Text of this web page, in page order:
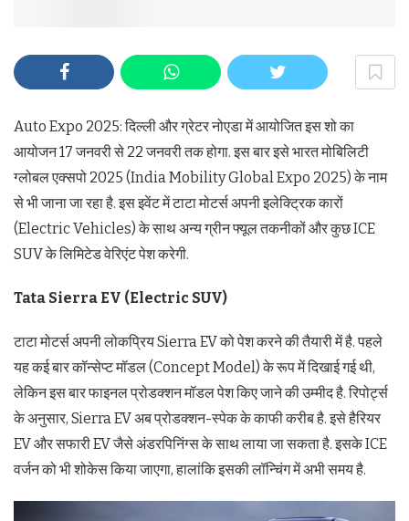
Auto Expo 2025: दिल्ली और ग्रेटर नोएडा में आयोजित इस शो का
आयोजन 17 जनवरी से 22 जनवरी तक होगा. इस बार इसे भारत मोबिलिटी
ग्लोबल एक्सपो 2025 (India Mobility Global Expo 2025) के नाम
से भी जाना जा रहा है. इस इवेंट में टाटा मोटर्स अपनी इलेक्ट्रिक कारों
(Electric Vehicles) के साथ अन्य ग्रीन फ्यूल तकनीकों और कुछ ICE
SUV के लिमिटेड वेरिएंट पेश करेगी.
Tata Sierra EV (Electric SUV)
टाटा मोटर्स अपनी लोकप्रिय Sierra EV को पेश करने की तैयारी में है. पहले
यह कई बार कॉन्सेप्ट मॉडल (Concept Model) के रूप में दिखाई गई थी,
लेकिन इस बार फाइनल प्रोडक्शन मॉडल पेश किए जाने की उम्मीद है. रिपोर्ट्स
के अनुसार, Sierra EV अब प्रोडक्शन-स्पेक के काफी करीब है. इसे हैरियर
EV और सफारी EV जैसे अंडरपिनिंग्स के साथ लाया जा सकता है. इसके ICE
वर्जन को भी शोकेस किया जाएगा, हालांकि इसकी लॉन्चिंग में अभी समय है.